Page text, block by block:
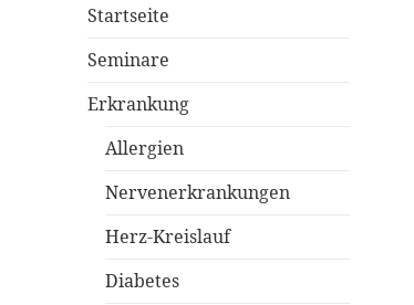
Startseite
Seminare
Erkrankung
Allergien
Nervenerkrankungen
Herz-Kreislauf
Diabetes